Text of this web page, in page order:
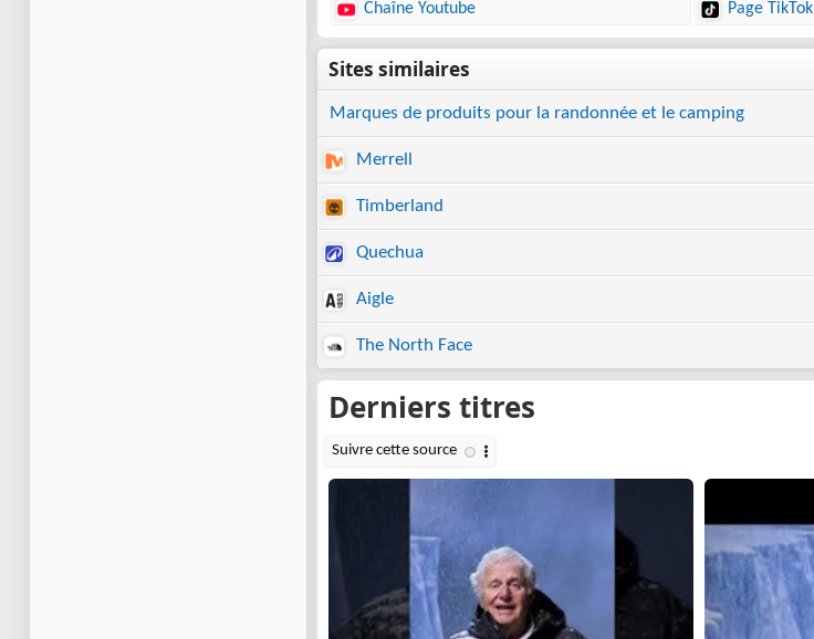
Chaîne Youtube
Page TikTok
Marques de produits pour la randonnée et le camping
Merrell
Timberland
Quechua
Aigle
The North Face